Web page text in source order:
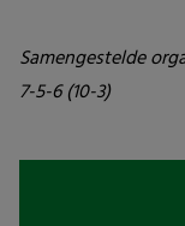
Samengestelde
7-5-6 (10-3)